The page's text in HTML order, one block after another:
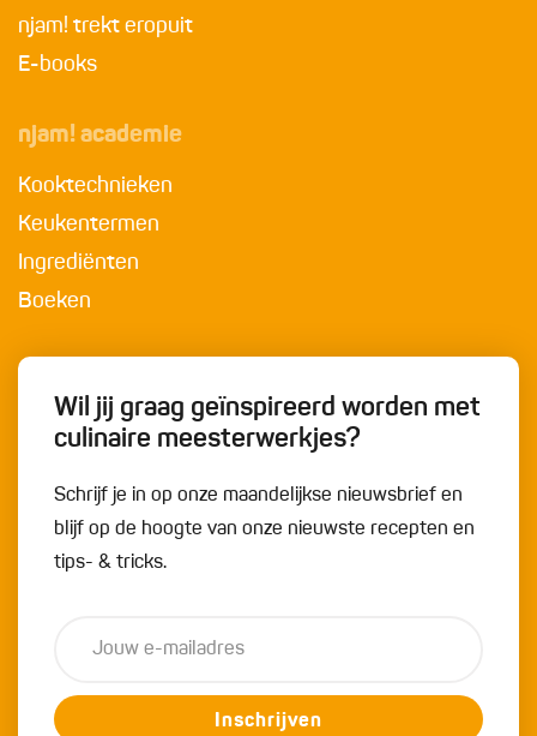
njam! trekt eropuit
E-books
njam! academie
Kooktechnieken
Keukentermen
Ingrediënten
Boeken
Wil jij graag geïnspireerd worden met
culinaire meesterwerkjes?
Schrijf je in op onze maandelijkse nieuwsbrief en
blijf op de hoogte van onze nieuwste recepten en
tips- & tricks.
Inschrijven